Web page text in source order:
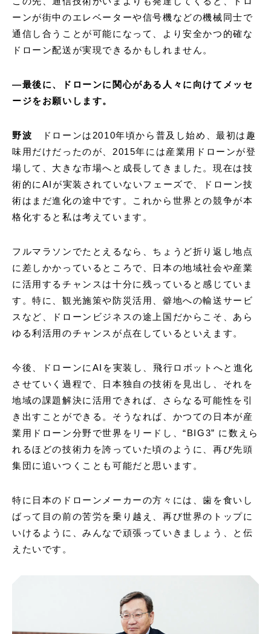
ーンが街中のエレベーターや信号機などの機械同士で
通信し合うことが可能になって、より安全かつ的確な
ドローン配送が実現できるかもしれません。
―最後に、ドローンに関心がある人々に向けてメッセ
ージをお願いします。
野波
ドローンは2010年頃から普及し始め、最初は趣
味用だけだったのが、2015年には産業用ドローンが登
場して、大きな市場へと成長してきました。現在は技
術的にAIが実装されていないフェーズで、ドローン技
術はまだ進化の途中です。これから世界との競争が本
格化すると私は考えています。
フルマラソンでたとえるなら、ちょうど折り返し地点
に差しかかっているところで、日本の地域社会や産業
に活用するチャンスは十分に残っていると感じていま
す。特に、観光施策や防災活用、僻地への輸送サービ
スなど、ドローンビジネスの途上国だからこそ、あら
ゆる利活用のチャンスが点在しているといえます。
今後、ドローンにAIを実装し、飛行ロボットへと進化
させていく過程で、日本独自の技術を見出し、それを
地域の課題解決に活用できれば、さらなる可能性を引
き出すことができる。そうなれば、かつての日本が産
業用ドローン分野で世界をリードし、“BIG3” に数えら
れるほどの技術力を誇っていた頃のように、再び先頭
集団に追いつくことも可能だと思います。
特に日本のドローンメーカーの方々には、歯を食いし
ばって目の前の苦労を乗り越え、再び世界のトップに
いけるように、みんなで頑張っていきましょう、と伝
えたいです。